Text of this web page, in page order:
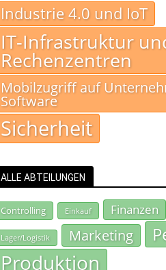
Industrie 4.0 und IoT
IT-Infrastruktur
Rechenzentren
Mobilzugriff auf
Software
Sicherheit
ALLE ABTEILUNGEN
Controlling Einkauf Finanzen
Lager/Logistik Marketing
Produktion